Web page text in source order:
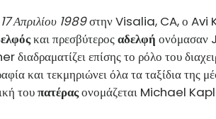
17 Απριλίου 1989στην Visalia, CA, ο Avi
και πρεσβύτεροςαδελφή ονόμασαν
διαδραματίζει επίσης το ρόλο του
και τεκμηριώνει όλα τα ταξίδια της
τουπατέραςονομάζεται Michael